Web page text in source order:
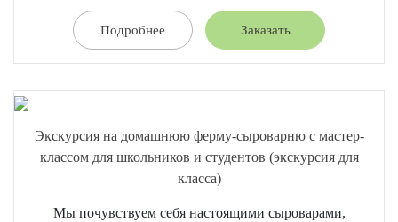
Подробнее Заказать
Экскурсия на домашнюю ферму-сыроварню с мастер-
классом для школьников и студентов (экскурсия для
класса)
Мы почувствуем себя настоящими сыроварами,